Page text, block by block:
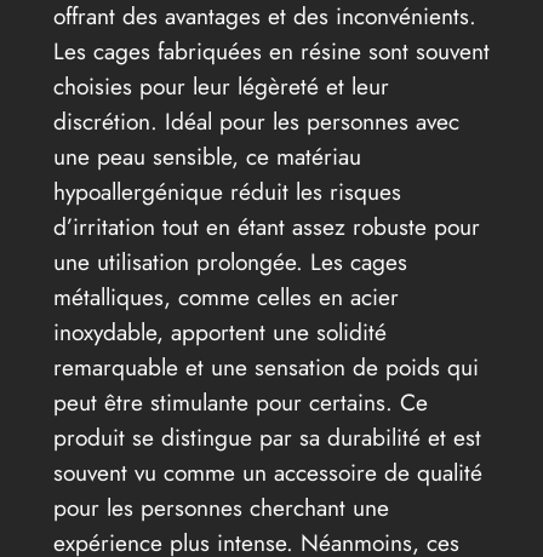
offrant des avantages et des inconvénients.
Les cages fabriquées en résine sont souvent
choisies pour leur légèreté et leur
discrétion. Idéal pour les personnes avec
une peau sensible, ce matériau
hypoallergénique réduit les risques
d’irritation tout en étant assez robuste pour
une utilisation prolongée. Les cages
métalliques, comme celles en acier
inoxydable, apportent une solidité
remarquable et une sensation de poids qui
peut être stimulante pour certains. Ce
produit se distingue par sa durabilité et est
souvent vu comme un accessoire de qualité
pour les personnes cherchant une
expérience plus intense. Néanmoins, ces